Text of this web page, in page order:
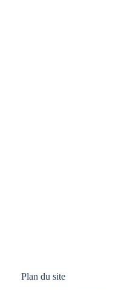
Plan du site